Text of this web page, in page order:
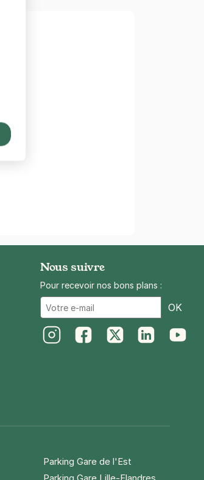
Nous suivre
Pour recevoir nos bons plans :
OK
Parking Gare de l'Est